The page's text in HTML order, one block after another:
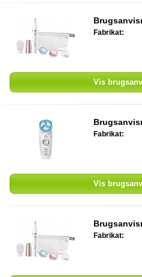
Fabrikat:
Vis
Fabrikat:
Vis
Fabrikat: